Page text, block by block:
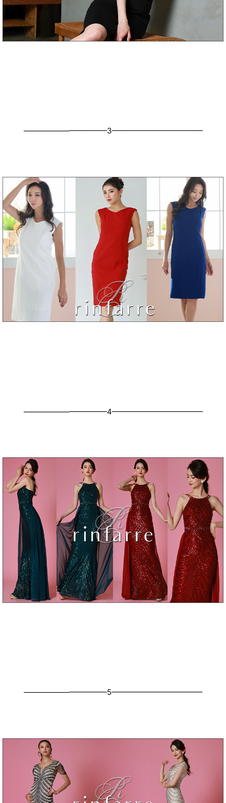
———————————3————————————
———————————4————————————
———————————5————————————